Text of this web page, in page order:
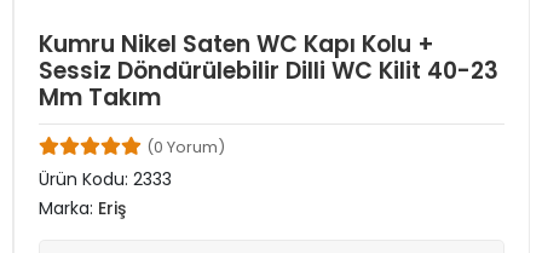
Kumru Nikel Saten WC Kapı Kolu +
Sessiz Döndürülebilir Dilli WC Kilit 40-23
Mm Takım
(0 Yorum)
Ürün Kodu: 2333
Marka: Eriş